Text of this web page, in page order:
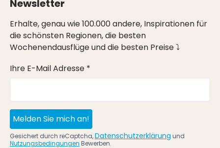
Newsletter
Erhalte, genau wie 100.000 andere, Inspirationen für
die schönsten Regionen, die besten
Wochenendausflüge und die besten Preise ⤵
Ihre E-Mail Adresse *
Melden Sie mich an!
Gesichert durch reCaptcha,Datenschutzerklärung und
Nutzungsbedingungen Bewerben.